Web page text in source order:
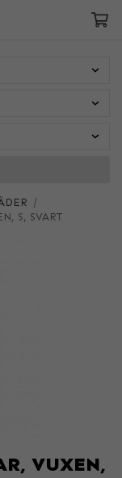
/
S, SVART
VUXEN,